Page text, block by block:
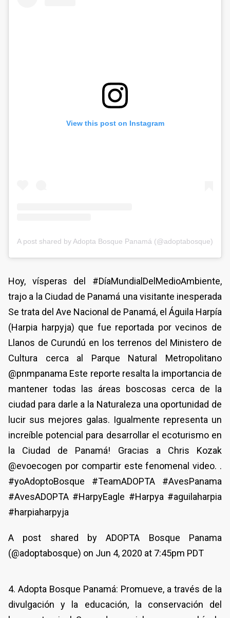
View this post on Instagram
A post shared by Adopta Bosque Panamá (@adoptabosque)
Hoy, vísperas del #DíaMundialDelMedioAmbiente,
trajo a la Ciudad de Panamá una visitante inesperada
Se trata del Ave Nacional de Panamá, el Águila Harpía
(Harpia harpyja) que fue reportada por vecinos de
Llanos de Curundú en los terrenos del Ministero de
Cultura cerca al Parque Natural Metropolitano
@pnmpanama Este reporte resalta la importancia de
mantener todas las áreas boscosas cerca de la
ciudad para darle a la Naturaleza una oportunidad de
lucir sus mejores galas. Igualmente representa un
increíble potencial para desarrollar el ecoturismo en
la Ciudad de Panamá! Gracias a Chris Kozak
@evoecogen por compartir este fenomenal video. .
#yoAdoptoBosque #TeamADOPTA #AvesPanama
#AvesADOPTA #HarpyEagle #Harpya #aguilaharpia
#harpiaharpyja
A post shared by ADOPTA Bosque Panama
(@adoptabosque) on Jun 4, 2020 at 7:45pm PDT
4. Adopta Bosque Panamá: Promueve, a través de la
divulgación y la educación, la conservación del